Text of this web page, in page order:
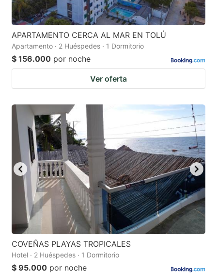
APARTAMENTO CERCA AL MAR EN TOLÚ
Apartamento · 2 Huéspedes · 1 Dormitorio
$ 156.000 por noche
Ver oferta
COVEÑAS PLAYAS TROPICALES
Hotel · 2 Huéspedes · 1 Dormitorio
$ 95.000 por noche